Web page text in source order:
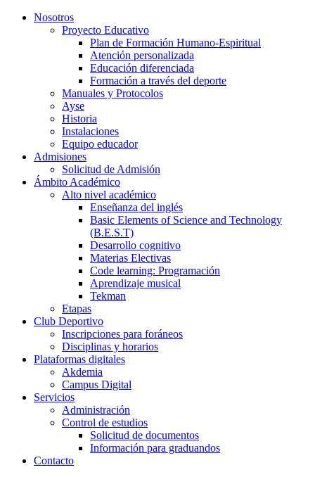
Nosotros
Proyecto Educativo
Plan de Formación Humano-Espiritual
Atención personalizada
Educación diferenciada
Formación a través del deporte
Manuales y Protocolos
Ayse
Historia
Instalaciones
Equipo educador
Admisiones
Solicitud de Admisión
Ámbito Académico
Alto nivel académico
Enseñanza del inglés
Basic Elements of Science and Technology
(B.E.S.T)
Desarrollo cognitivo
Materias Electivas
Code learning: Programación
Aprendizaje musical
Tekman
Etapas
Club Deportivo
Inscripciones para foráneos
Disciplinas y horarios
Plataformas digitales
Akdemia
Campus Digital
Servicios
Administración
Control de estudios
Solicitud de documentos
Información para graduandos
Contacto